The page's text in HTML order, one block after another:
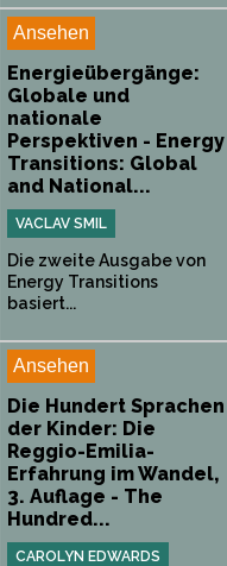
Ansehen
Energieübergänge:
Globale und
nationale
Perspektiven - Energy
Transitions: Global
and National...
VACLAV SMIL
Die zweite Ausgabe von
Energy Transitions
basiert...
Ansehen
Die Hundert Sprachen
der Kinder: Die
Reggio-Emilia-
Erfahrung im Wandel,
3. Auflage - The
Hundred...
CAROLYN EDWARDS